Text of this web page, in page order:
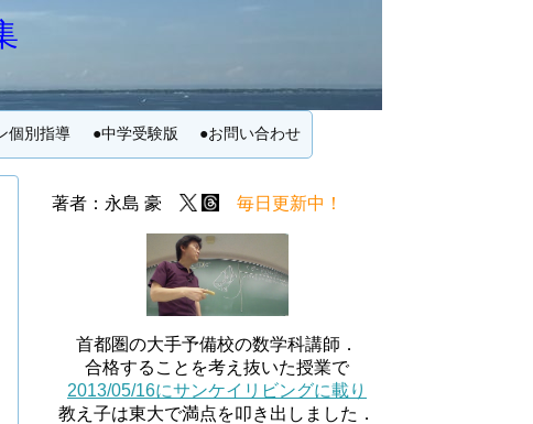
個別指導 ●中学受験版 ●お問い合わせ
著者：永島 豪 毎日更新中！
首都圏の大手予備校の数学科講師．
合格することを考え抜いた授業で
2013/05/16にサンケイリビングに載り
教え子は東大で満点を叩き出しました．